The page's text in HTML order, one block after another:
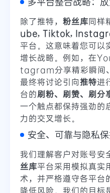
除了推特， 粉丝库同样
ube, Tiktok,
平台。这意味着您可以
增长战略。例如，在
tagram分享精彩瞬间
最终将讨论引向推特进
台的刷粉、刷赞、刷分
一个触点都保持强劲的
力的交叉增长。
安全、可靠与隐私
我们理解客户对账号安
丝库平台采用模拟真实
术，并严格遵守各平台
降低风险。我们的目标